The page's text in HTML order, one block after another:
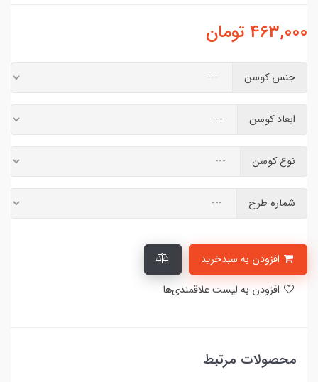
463,000 تومان
جنس کوسن
ابعاد کوسن
نوع کوسن
شماره طرح
محصولات مرتبط